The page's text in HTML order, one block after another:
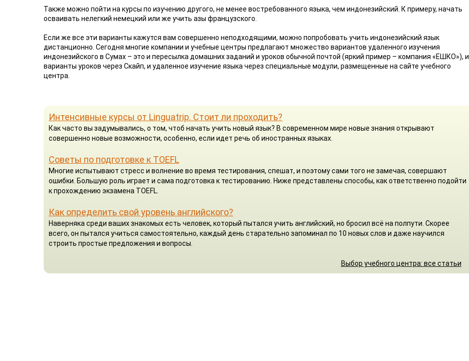
Также можно пойти на курсы по изучению другого, не менее востребованного языка, чем индонезийский. К примеру, начать
осваивать нелегкий немецкий или же учить азы французского.
Если же все эти варианты кажутся вам совершенно неподходящими, можно попробовать учить индонезийский язык
дистанционно. Сегодня многие компании и учебные центры предлагают множество вариантов удаленного изучения
индонезийского в Сумах – это и пересылка домашних заданий и уроков обычной почтой (яркий пример – компания «ЕШКО»), и
варианты уроков через Скайп, и удаленное изучение языка через специальные модули, размещенные на сайте учебного
центра.
Интенсивные курсы от Linguatrip. Стоит ли проходить?
Как часто вы задумывались, о том, чтоб начать учить новый язык? В современном мире новые знания открывают
совершенно новые возможности, особенно, если идет речь об иностранных языках.
Советы по подготовке к TOEFL
Многие испытывают стресс и волнение во время тестирования, спешат, и поэтому сами того не замечая, совершают
ошибки. Большую роль играет и сама подготовка к тестированию. Ниже представлены способы, как ответственно подойти
к прохождению экзамена TOEFL.
Как определить свой уровень английского?
Наверняка среди ваших знакомых есть человек, который пытался учить английский, но бросил всё на полпути. Скорее
всего, он пытался учиться самостоятельно, каждый день старательно запоминал по 10 новых слов и даже научился
строить простые предложения и вопросы.
Выбор учебного центра: все статьи